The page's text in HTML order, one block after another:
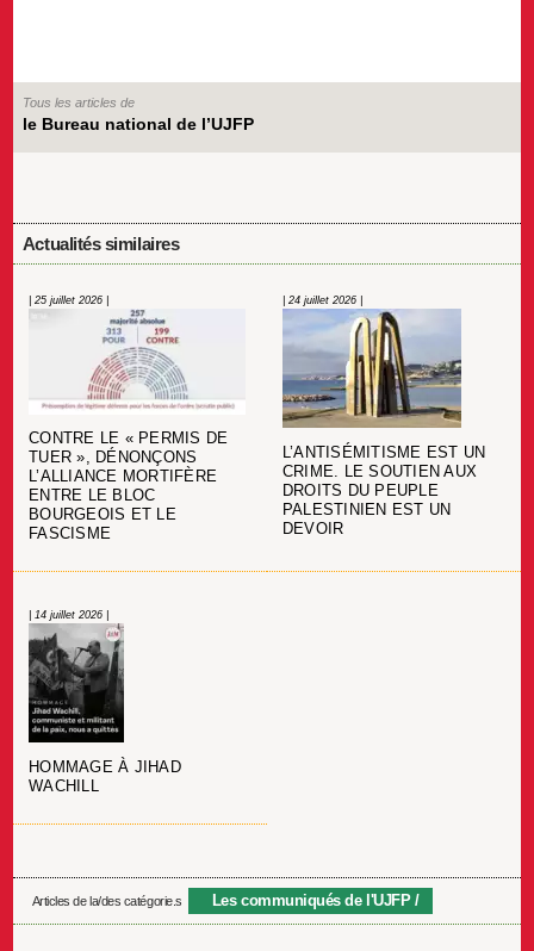
Tous les articles de
le Bureau national de l’UJFP
Actualités similaires
| 25 juillet 2026 |
CONTRE LE « PERMIS DE
TUER », DÉNONÇONS
L’ALLIANCE MORTIFÈRE
ENTRE LE BLOC
BOURGEOIS ET LE
FASCISME
| 24 juillet 2026 |
L’ANTISÉMITISME EST UN
CRIME. LE SOUTIEN AUX
DROITS DU PEUPLE
PALESTINIEN EST UN
DEVOIR
| 14 juillet 2026 |
HOMMAGE À JIHAD
WACHILL
Articles de la/des catégorie.s Les communiqués de l'UJFP